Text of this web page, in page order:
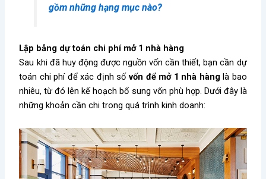
gồm những hạng mục nào?
Lập bảng dự toán chi phí mở 1 nhà hàng
Sau khi đã huy động được nguồn vốn cần thiết, bạn cần dự
toán chi phí để xác định số vốn để mở 1 nhà hàng là bao
nhiêu, từ đó lên kế hoạch bổ sung vốn phù hợp. Dưới đây là
những khoản cần chi trong quá trình kinh doanh: